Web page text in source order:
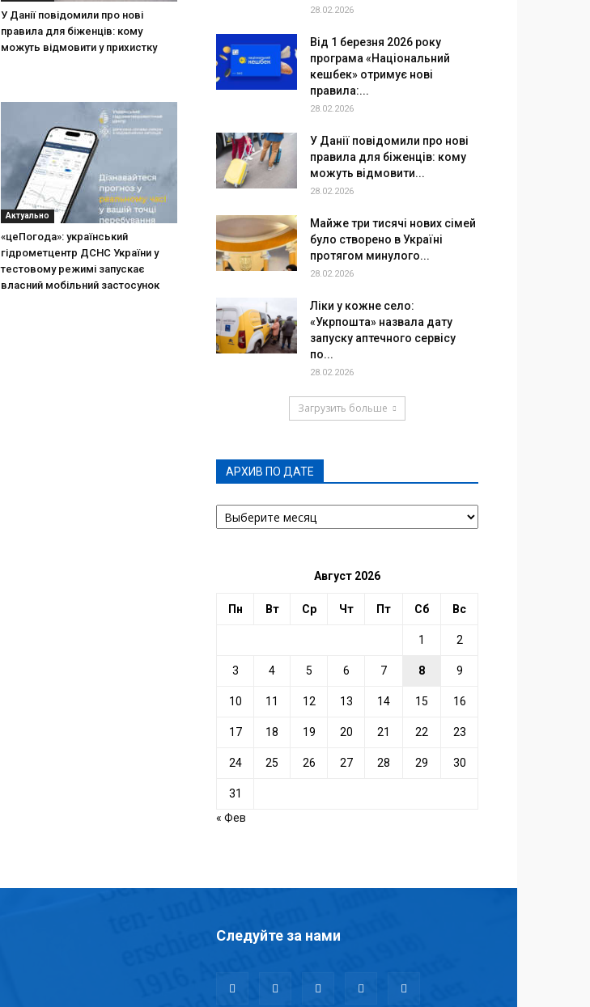
У Данії повідомили про нові
правила для біженців: кому
можуть відмовити у прихистку
Актуально
«цеПогода»: український
гідрометцентр ДСНС України у
тестовому режимі запускає
власний мобільний застосунок
28.02.2026
Від 1 березня 2026 року
програма «Національний
кешбек» отримує нові
правила:...
28.02.2026
У Данії повідомили про нові
правила для біженців: кому
можуть відмовити...
28.02.2026
Майже три тисячі нових сімей
було створено в Україні
протягом минулого...
28.02.2026
Ліки у кожне село:
«Укрпошта» назвала дату
запуску аптечного сервісу
по...
28.02.2026
Загрузить больше
АРХИВ ПО ДАТЕ
АРХИВ
ПО
Август 2026
Пн Вт Ср Чт Пт Сб Вс
1 2
3 4 5 6 7 8 9
10 11 12 13 14 15 16
17 18 19 20 21 22 23
24 25 26 27 28 29 30
31
« Фев
Следуйте за нами